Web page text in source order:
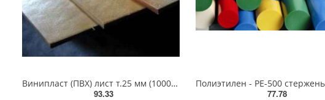
Винипласт (ПВХ) лист т.25 мм (1000х2000мм)
93.33
77.78